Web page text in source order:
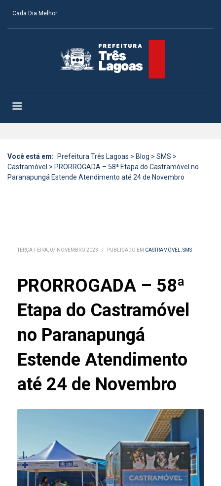
Cada Dia Melhor
Você está em: Prefeitura Três Lagoas > Blog > SMS >
Castramóvel > PRORROGADA – 58ª Etapa do Castramóvel no
Paranapungá Estende Atendimento até 24 de Novembro
TERÇA-FEIRA, 07 NOVEMBRO 2023 / PUBLICADO EM CASTRAMÓVEL,SMS
PRORROGADA – 58ª
Etapa do Castramóvel
no Paranapungá
Estende Atendimento
até 24 de Novembro